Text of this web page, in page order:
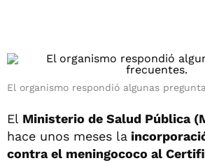
El organismo respondió algunas
El Ministerio de Salud Pública
hace unos meses la
contra el meningococo al